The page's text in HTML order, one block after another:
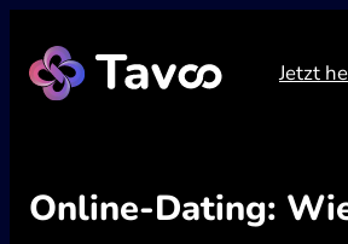
Inhalt
springen
Jetzt
Online-Dating: